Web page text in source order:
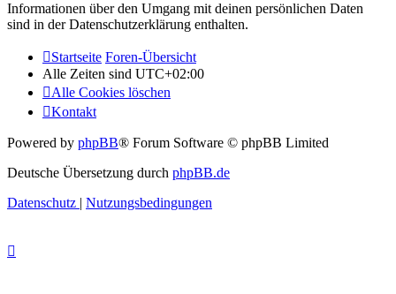
Informationen über den Umgang mit deinen persönlichen Daten
sind in der Datenschutzerklärung enthalten.
Startseite Foren-Übersicht
Alle Zeiten sind UTC+02:00
Alle Cookies löschen
Kontakt
Powered by phpBB® Forum Software © phpBB Limited
Deutsche Übersetzung durch phpBB.de
Datenschutz | Nutzungsbedingungen